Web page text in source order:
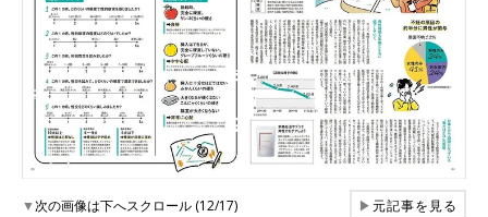
▼次の画像は下へスクロール (12/17) ▶元記事を見る